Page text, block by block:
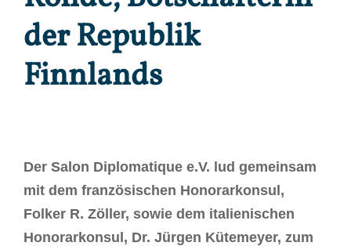
der Republik
Finnlands
Der Salon Diplomatique e.V. lud gemeinsam
mit dem französischen Honorarkonsul,
Folker R. Zöller, sowie dem italienischen
Honorarkonsul, Dr. Jürgen Kütemeyer, zum